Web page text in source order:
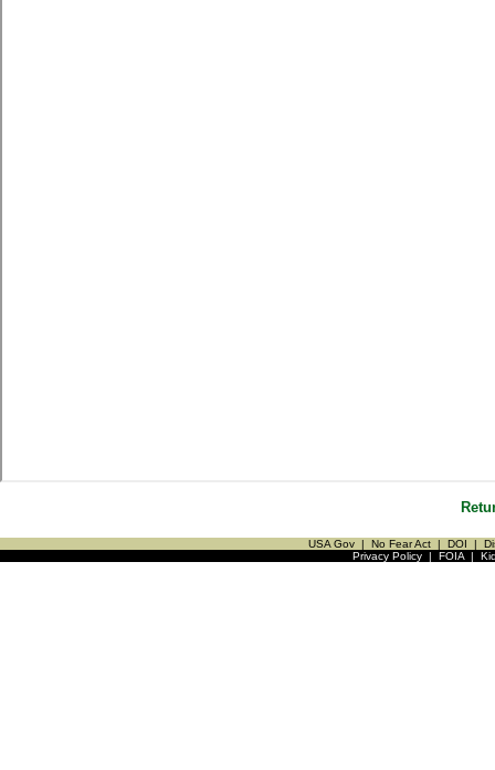
USA Gov | No Fear Act | DOI |
Privacy Policy| FOIA|